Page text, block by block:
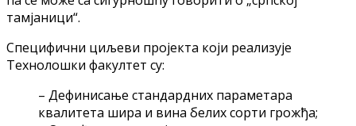
тамјаници“.
Специфични циљеви пројекта који реализује
Технолошки факултет су:
– Дефинисање стандардних параметара
квалитета шира и вина белих сорти грожђа;